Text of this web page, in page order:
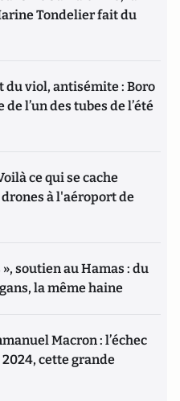
Tondelier fait du
viol, antisémite : Boro
l’un des tubes de l’été
ce qui se cache
à l'aéroport de
soutien au Hamas : du
la même haine
Macron : l’échec
cette grande